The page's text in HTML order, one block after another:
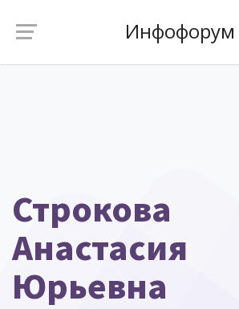
Инфофорум
Строкова
Анастасия
Юрьевна